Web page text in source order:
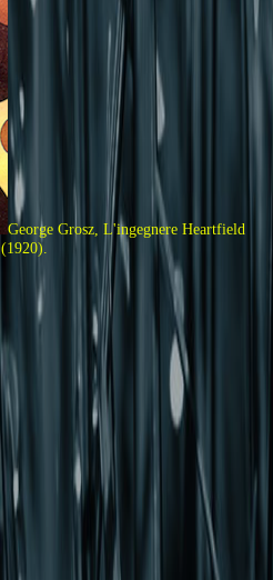
George Grosz, L'ingegnere Heartfield
(1920).